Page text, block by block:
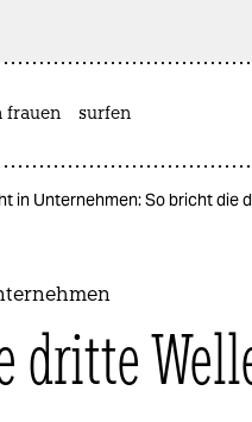
frauen surfen
in Unternehmen: So bricht die
dritte